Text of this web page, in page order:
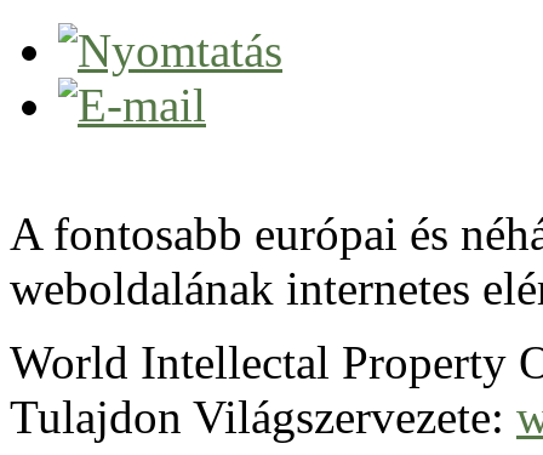
A fontosabb európai és
weboldalának internetes
World Intellectal Property
Tulajdon Világszervezete: